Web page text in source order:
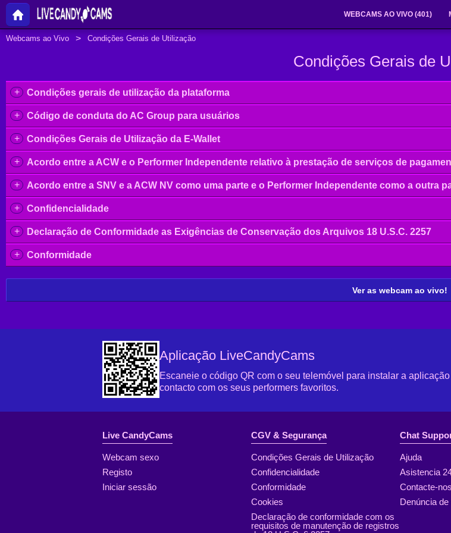
WEBCAMS AO VIVO (401)
Webcams ao Vivo Condições Gerais de Utilização
Condições Gerais de
+ Condições gerais de utilização da plataforma
+ Código de conduta do AC Group para usuários
+ Condições Gerais de Utilização da E-Wallet
+ Acordo entre a ACW e o Performer Independente relativo à prestação de serviços de
+ Acordo entre a SNV e a ACW NV como uma parte e o Performer Independente como a outra
+ Confidencialidade
+ Declaração de Conformidade as Exigências de Conservação dos Arquivos 18 U.S.C. 2257
+ Conformidade
Ver as webcam ao vivo!
Aplicação LiveCandyCams
Escaneie o código QR com o seu telemóvel para instalar a
contacto com os seus performers favoritos.
Live CandyCams
Webcam sexo
Registo
Iniciar sessão
CGV & Segurança
Condições Gerais de Utilização
Confidencialidade
Conformidade
Cookies
Declaração de conformidade com os
requisitos de manutenção de registros
Chat
Ajuda
Asistencia
Contacte-nos
Denúncia